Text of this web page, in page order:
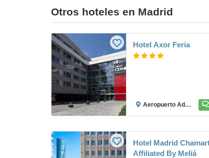
Otros hoteles en Madrid
Hotel Axor Feria
Aeropuerto Adolfo Suárez Madrid-Barajas
Hotel Madrid
Affiliated By Meliá